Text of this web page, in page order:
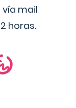
mail
horas.